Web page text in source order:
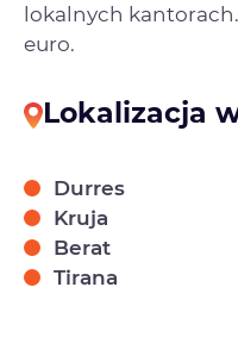
lokalnych
euro.
Lokalizacja
Durres
Kruja
Berat
Tirana